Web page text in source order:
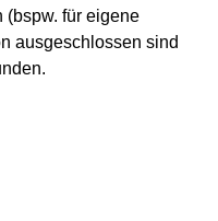
(bspw. für eigene
ausgeschlossen sind